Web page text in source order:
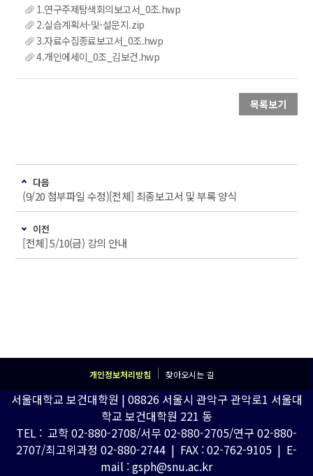
1.연구주제탐색회의보고서_0조.hwp
2.실습계획서-및-설문지.zip
3.자료수집종료보고서_0조.hwp
4.개인에세이_0조_김보건.hwp
목록보기
다음
(9/20 첨부파일 수정)[전체] 최종보고서 및 부록 양식
이전
[전체] 5/10(금) 강의 안내
개인정보처리방침 찾아오시는 길
서울대학교 보건대학원 | 08826 서울시 관악구 관악로1 서울대
학교 보건대학원 221 동
TEL : 교학 02-880-2708/서무 02-880-2705/연구 02-880-
2707/최고위과정 02-880-2744 | FAX : 02-762-9105 | E-
mail : gsph@snu.ac.kr